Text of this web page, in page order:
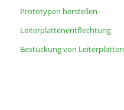
Prototypen herstellen
Leiterplattenentflechtung
Bestückung von Leiterplatten